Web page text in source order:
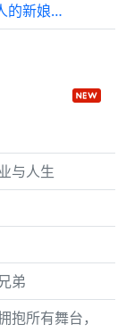
的新娘…
与人生
弟
所有舞台，